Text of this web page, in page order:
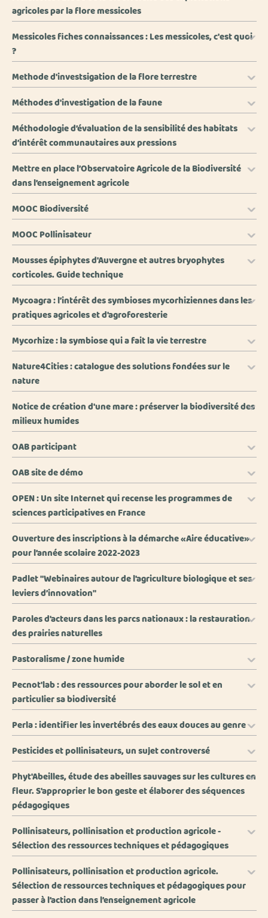
agricoles par la flore messicoles
Messicoles fiches connaissances : Les messicoles, c'est quoi
?
Methode d'investsigation de la flore terrestre
Méthodes d'investigation de la faune
Méthodologie d’évaluation de la sensibilité des habitats
d’intérêt communautaires aux pressions
Mettre en place l’Observatoire Agricole de la Biodiversité
dans l’enseignement agricole
MOOC Biodiversité
MOOC Pollinisateur
Mousses épiphytes d'Auvergne et autres bryophytes
corticoles. Guide technique
Mycoagra : l’intérêt des symbioses mycorhiziennes dans les
pratiques agricoles et d'agroforesterie
Mycorhize : la symbiose qui a fait la vie terrestre
Nature4Cities : catalogue des solutions fondées sur le
nature
Notice de création d'une mare : préserver la biodiversité des
milieux humides
OAB participant
OAB site de démo
OPEN : Un site Internet qui recense les programmes de
sciences participatives en France
Ouverture des inscriptions à la démarche «Aire éducative»
pour l’année scolaire 2022-2023
Padlet "Webinaires autour de l'agriculture biologique et ses
leviers d’innovation"
Paroles d'acteurs dans les parcs nationaux : la restauration
des prairies naturelles
Pastoralisme / zone humide
Pecnot'lab : des ressources pour aborder le sol et en
particulier sa biodiversité
Perla : identifier les invertébrés des eaux douces au genre
Pesticides et pollinisateurs, un sujet controversé
Phyt'Abeilles, étude des abeilles sauvages sur les cultures en
fleur. S'approprier le bon geste et élaborer des séquences
pédagogiques
Pollinisateurs, pollinisation et production agricole -
Sélection des ressources techniques et pédagogiques
Pollinisateurs, pollinisation et production agricole.
Sélection de ressources techniques et pédagogiques pour
passer à l’action dans l’enseignement agricole